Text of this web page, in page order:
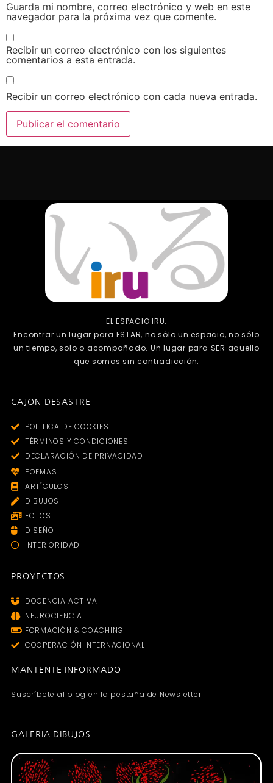
Guarda mi nombre, correo electrónico y web en este
navegador para la próxima vez que comente.
Recibir un correo electrónico con los siguientes
comentarios a esta entrada.
Recibir un correo electrónico con cada nueva entrada.
EL ESPACIO IRU:
Encontrar un lugar para ESTAR, no sólo un espacio, no sólo
un tiempo, solo o acompañado. Un lugar para SER aquello
que somos sin contradicción.
CAJON DESASTRE
POLITICA DE COOKIES
TÉRMINOS Y CONDICIONES
DECLARACIÓN DE PRIVACIDAD
POEMAS
ARTÍCULOS
DIBUJOS
FOTOS
DISEÑO
INTERIORIDAD
PROYECTOS
DOCENCIA ACTIVA
NEUROCIENCIA
FORMACIÓN & COACHING
COOPERACIÓN INTERNACIONAL
MANTENTE INFORMADO
Suscríbete al blog en la pestaña de Newsletter
GALERIA DIBUJOS